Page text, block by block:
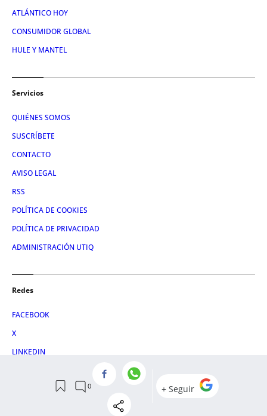
ATLÁNTICO HOY
CONSUMIDOR GLOBAL
HULE Y MANTEL
Servicios
QUIÉNES SOMOS
SUSCRÍBETE
CONTACTO
AVISO LEGAL
RSS
POLÍTICA DE COOKIES
POLÍTICA DE PRIVACIDAD
ADMINISTRACIÓN UTIQ
Redes
FACEBOOK
X
LINKEDIN
© 2026 Crónica Vasca S.L.